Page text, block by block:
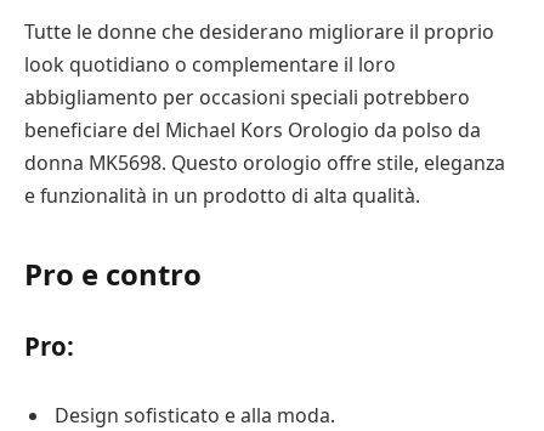
Tutte le donne che desiderano migliorare il proprio
look quotidiano o complementare il loro
abbigliamento per occasioni speciali potrebbero
beneficiare del Michael Kors Orologio da polso da
donna MK5698. Questo orologio offre stile, eleganza
e funzionalità in un prodotto di alta qualità.
Pro e contro
Pro:
Design sofisticato e alla moda.